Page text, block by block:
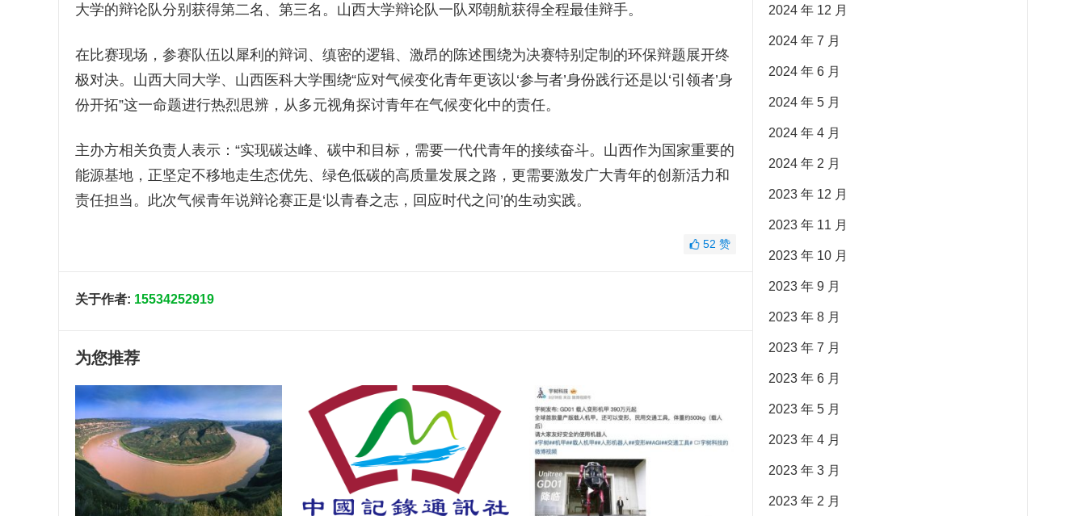
大学的辩论队分别获得第二名、第三名。山西大学辩论队一队邓朝航获得全程最佳辩手。
在比赛现场，参赛队伍以犀利的辩词、缜密的逻辑、激昂的陈述围绕为决赛特别定制的环保辩题展开终
极对决。山西大同大学、山西医科大学围绕“应对气候变化青年更该以‘参与者’身份践行还是以‘引领者’身
份开拓”这一命题进行热烈思辨，从多元视角探讨青年在气候变化中的责任。
主办方相关负责人表示：“实现碳达峰、碳中和目标，需要一代代青年的接续奋斗。山西作为国家重要的
能源基地，正坚定不移地走生态优先、绿色低碳的高质量发展之路，更需要激发广大青年的创新活力和
责任担当。此次气候青年说辩论赛正是‘以青春之志，回应时代之问’的生动实践。
52 赞
关于作者: 15534252919
为您推荐
2024 年 12 月
2024 年 7 月
2024 年 6 月
2024 年 5 月
2024 年 4 月
2024 年 2 月
2023 年 12 月
2023 年 11 月
2023 年 10 月
2023 年 9 月
2023 年 8 月
2023 年 7 月
2023 年 6 月
2023 年 5 月
2023 年 4 月
2023 年 3 月
2023 年 2 月